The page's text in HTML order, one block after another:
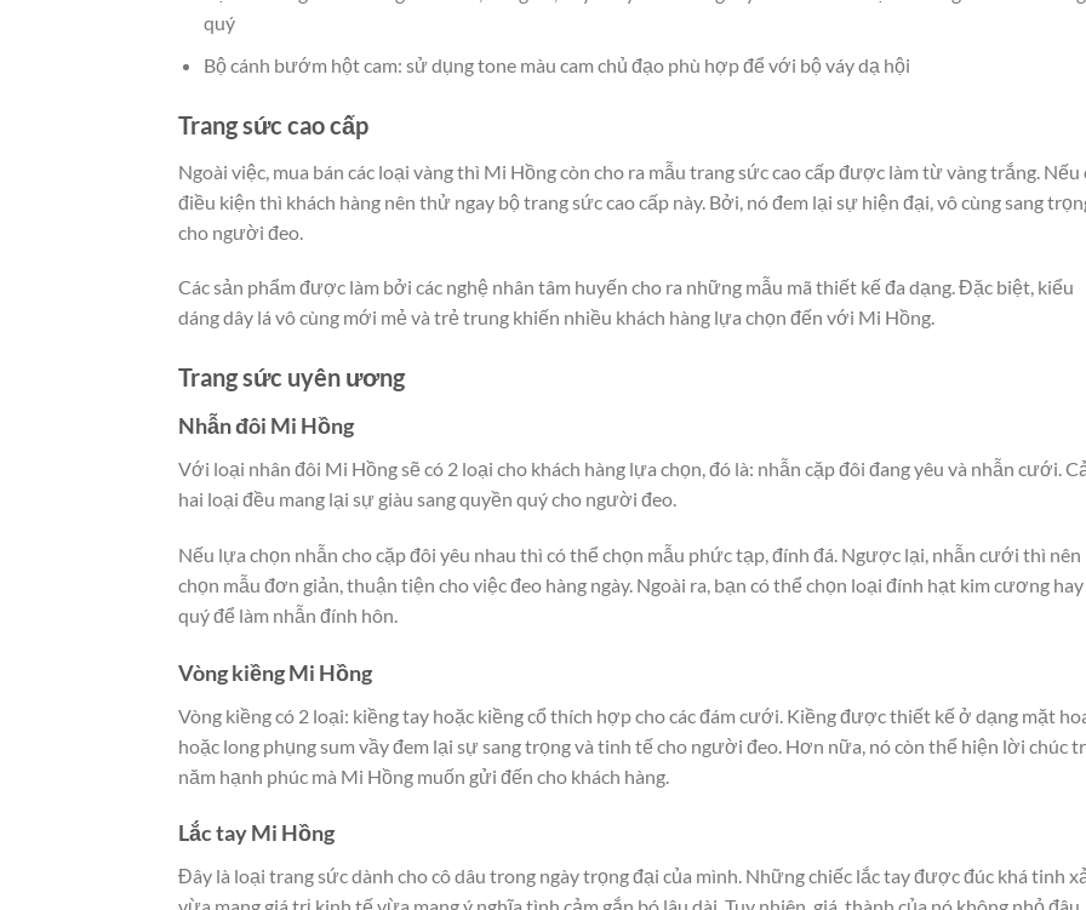
quý
Bộ cánh bướm hột cam: sử dụng tone màu cam chủ đạo phù hợp để với bộ váy dạ hội
Trang sức cao cấp
Ngoài việc, mua bán các loại vàng thì Mi Hồng còn cho ra mẫu trang sức cao cấp được làm từ vàng trắng. Nếu
điều kiện thì khách hàng nên thử ngay bộ trang sức cao cấp này. Bởi, nó đem lại sự hiện đại, vô cùng sang
cho người đeo.
Các sản phẩm được làm bởi các nghệ nhân tâm huyến cho ra những mẫu mã thiết kế đa dạng. Đặc biệt, kiểu
dáng dây lá vô cùng mới mẻ và trẻ trung khiến nhiều khách hàng lựa chọn đến với Mi Hồng.
Trang sức uyên ương
Nhẫn đôi Mi Hồng
Với loại nhân đôi Mi Hồng sẽ có 2 loại cho khách hàng lựa chọn, đó là: nhẫn cặp đôi đang yêu và nhẫn cưới.
hai loại đều mang lại sự giàu sang quyền quý cho người đeo.
Nếu lựa chọn nhẫn cho cặp đôi yêu nhau thì có thể chọn mẫu phức tạp, đính đá. Ngược lại, nhẫn cưới thì nên
chọn mẫu đơn giản, thuận tiện cho việc đeo hàng ngày. Ngoài ra, bạn có thể chọn loại đính hạt kim cương
quý để làm nhẫn đính hôn.
Vòng kiềng Mi Hồng
Vòng kiềng có 2 loại: kiềng tay hoặc kiềng cổ thích hợp cho các đám cưới. Kiềng được thiết kế ở dạng mặt
hoặc long phụng sum vầy đem lại sự sang trọng và tinh tế cho người đeo. Hơn nữa, nó còn thể hiện lời chúc
năm hạnh phúc mà Mi Hồng muốn gửi đến cho khách hàng.
Lắc tay Mi Hồng
Đây là loại trang sức dành cho cô dâu trong ngày trọng đại của mình. Những chiếc lắc tay được đúc khá tinh